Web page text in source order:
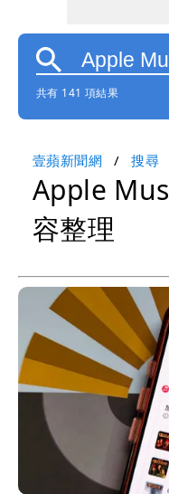
共有 141 項結果
壹蘋新聞網 搜尋
Apple
容整理